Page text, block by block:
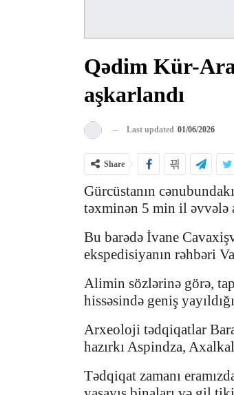
Qədim Kür-
aşkarlandı
Last updated 01/06/2026
Share
Gürcüstanın
təxminən 5 min il əvvələ
Bu barədə İvane
ekspedisiyanın rəhbəri
Alimin sözlərinə görə,
hissəsində geniş
Arxeoloji tədqiqatlar
hazırkı Aspindza,
Tədqiqat zamanı